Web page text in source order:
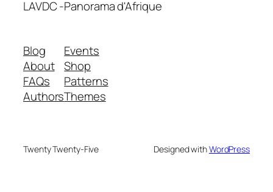
LAVDC -Panorama d'Afrique
Blog
About
FAQs
Authors
Events
Shop
Patterns
Themes
Twenty Twenty-Five Designed withWordPress